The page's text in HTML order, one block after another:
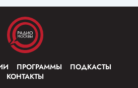
ПРОГРАММЫ
ПОДКАСТЫ
КОНТАКТЫ